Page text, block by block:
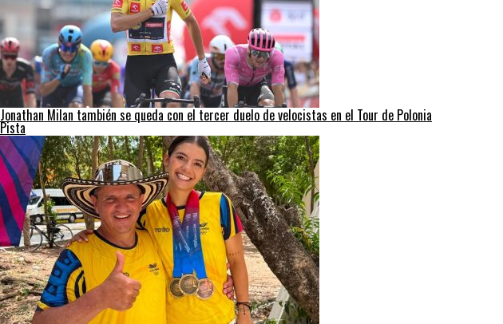
Jonathan Milan también se queda con el tercer duelo de velocistas en el Tour de Polonia
Pista